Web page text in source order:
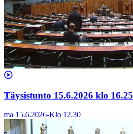
Täysistunto 15.6.2026 klo 16.25
ma 15.6.2026-Klo 12.30